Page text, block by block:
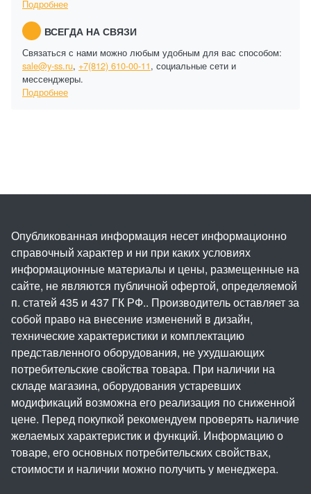
Подробнее
ВСЕГДА НА СВЯЗИ
Связаться с нами можно любым удобным для вас способом:
sale@y-ss.ru, +7(812) 610-00-11, социальные сети и
мессенджеры.
Подробнее
Опубликованная информация несет информационно
справочный характер и ни при каких условиях
информационные материалы и цены, размещенные на
сайте, не являются публичной офертой, определяемой
п. статей 435 и 437 ГК РФ.. Производитель оставляет за
собой право на внесение изменений в дизайн,
технические характеристики и комплектацию
представленного оборудования, не ухудшающих
потребительские свойства товара. При наличии на
складе магазина, оборудования устаревших
модификаций возможна его реализация по сниженной
цене. Перед покупкой рекомендуем проверять наличие
желаемых характеристик и функций. Информацию о
товаре, его основных потребительских свойствах,
стоимости и наличии можно получить у менеджера.